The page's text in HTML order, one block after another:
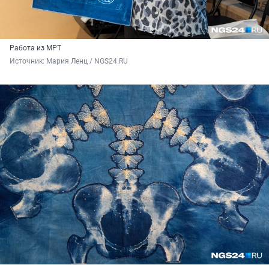
Работа из МРТ
Источник: Мария Ленц / NGS24.RU